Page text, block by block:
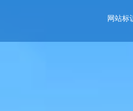
网站标